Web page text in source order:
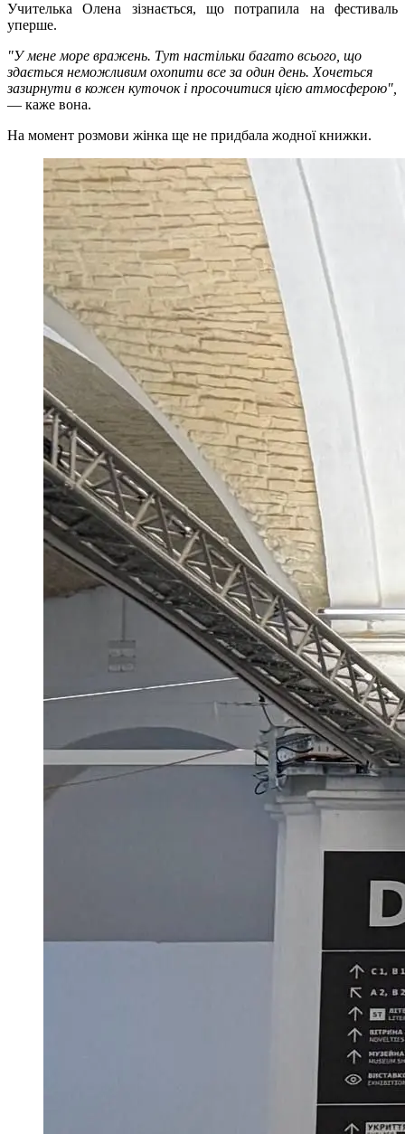
Учителька Олена зізнається, що потрапила на фестиваль
уперше.
"У мене море вражень. Тут настільки багато всього, що
здається неможливим охопити все за один день. Хочеться
зазирнути в кожен куточок і просочитися цією атмосферою",
— каже вона.
На момент розмови жінка ще не придбала жодної книжки.